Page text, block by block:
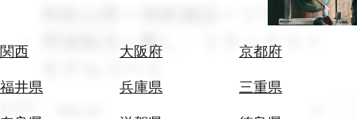
関西 大阪府
京都府
福井県
兵庫県
三重県
券
和歌山県 × 体験施設 × ツアー・
周遊観光 × 癒し・リラックス ×